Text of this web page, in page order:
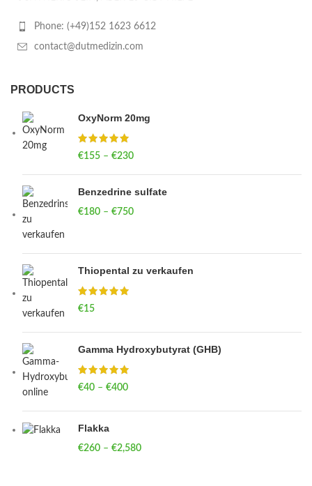
Phone: (+49)152 1623 6612
contact@dutmedizin.com
PRODUCTS
OxyNorm 20mg
€155 – €230
Benzedrine sulfate
€180 – €750
Thiopental zu verkaufen
€15
Gamma Hydroxybutyrat (GHB)
€40 – €400
Flakka
€260 – €2,580